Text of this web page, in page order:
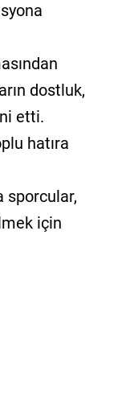
dostluk,
etti.
hatıra
sporcular,
için